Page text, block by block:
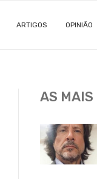
ARTIGOS OPINIÃO
AS MAIS